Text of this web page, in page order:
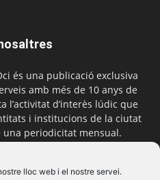
lloc web i el nostre servei.
és una publicació exclusiva
amb més de 10 anys de
l’activitat d’interès lúdic que
i institucions de la ciutat
una periodicitat mensual.